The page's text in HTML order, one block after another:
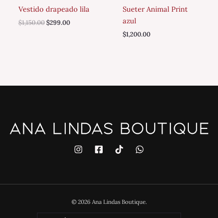
Vestido drapeado lila
$1,150.00 $299.00
Sueter Animal Print
azul
$1,200.00
© 2026 Ana Lindas Boutique.